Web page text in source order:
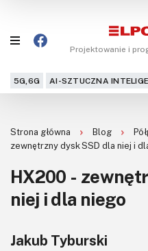
Projektowanie i
5G,6G AI-SZTUCZNA
Projekty
Kursy
DIY+
Czytelnia
Strona główna Blog
zewnętrzny dysk SSD dla niej i
HX200 -
niej i dla niego
Jakub Tyburski